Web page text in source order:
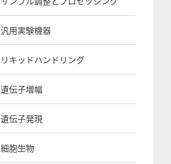
汎用実験機器
リキッドハンドリング
遺伝子増幅
遺伝子発現
細胞生物